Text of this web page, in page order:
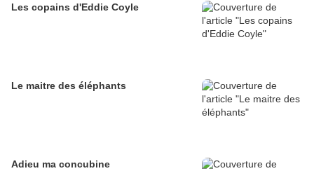
Les copains d'Eddie Coyle
Le maitre des éléphants
Adieu ma concubine